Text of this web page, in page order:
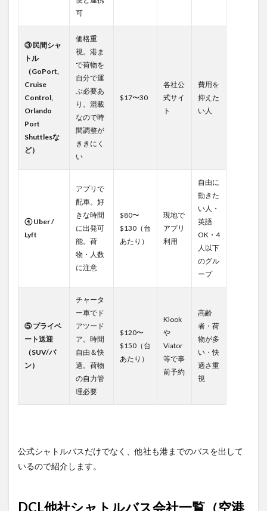
い合
たこ
と・
チェ
ポイ
ント
最終
的に
んだ
理由
✅ DCL
公式
シャ
✅ 他
社シ
ャト
サー
可
③ 民間シャ
トル
（GoPort,
Cruise
Control,
Orlando
Port
Shuttlesな
ど）
価格重
視。港ま
で荷物を
自分で運
ぶ必要あ
り。混載
なので時
間調整が
ききにく
い
$17〜30
各社公
式サイ
ト
費用を
抑えた
い人
④ Uber /
Lyft
アプリで
配車。好
きな時間
に出発可
能。荷
物・人数
に注意
$80〜
$130（台
あたり）
現地で
アプリ
利用
自由に
動きた
い人・
英語
OK・4
人以下
のグル
ープ
⑤ プライベ
ート送迎
（SUV/バ
ン）
チャータ
ー車でド
アツード
ア。時間
自由＆快
適。荷物
の自力管
理必要
$120〜
$150（台
あたり）
Klook
や
Viator
等で事
前予約
高齢
者・荷
物が多
い・快
適さ重
視
公式シャトルバスだけでなく、他社も港までのバスを出して
いるので紹介します。
DCL他社シャトルバス会社一覧（空港